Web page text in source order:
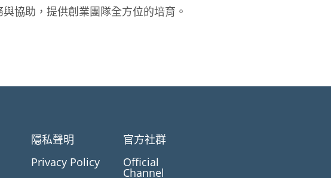
協助，提供創業團隊全方位的培育。
隱私聲明
Privacy Policy
官方社群
Official
Channel